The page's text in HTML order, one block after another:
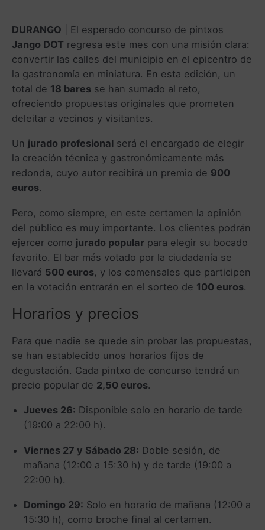
DURANGO | El esperado concurso de pintxos
Jango DOT regresa este mes con una misión clara:
convertir las calles del municipio en el epicentro de
la gastronomía en miniatura. En esta edición, un
total de 18 bares se han sumado al reto,
ofreciendo propuestas originales que prometen
deleitar a vecinos y visitantes.
Un jurado profesional será el encargado de elegir
la creación técnica y gastronómicamente más
redonda, cuyo autor recibirá un premio de 900
euros.
Pero, como siempre, en este certamen la opinión
del público es muy importante. Los clientes podrán
ejercer como jurado popular para elegir su bocado
favorito. El bar más votado por la ciudadanía se
llevará 500 euros, y los comensales que participen
en la votación entrarán en el sorteo de 100 euros.
Horarios y precios
Para que nadie se quede sin probar las propuestas,
se han establecido unos horarios fijos de
degustación. Cada pintxo de concurso tendrá un
precio popular de 2,50 euros.
Jueves 26: Disponible solo en horario de tarde
(19:00 a 22:00 h).
Viernes 27 y Sábado 28: Doble sesión, de
mañana (12:00 a 15:30 h) y de tarde (19:00 a
22:00 h).
Domingo 29: Solo en horario de mañana (12:00 a
15:30 h), como broche final al certamen.